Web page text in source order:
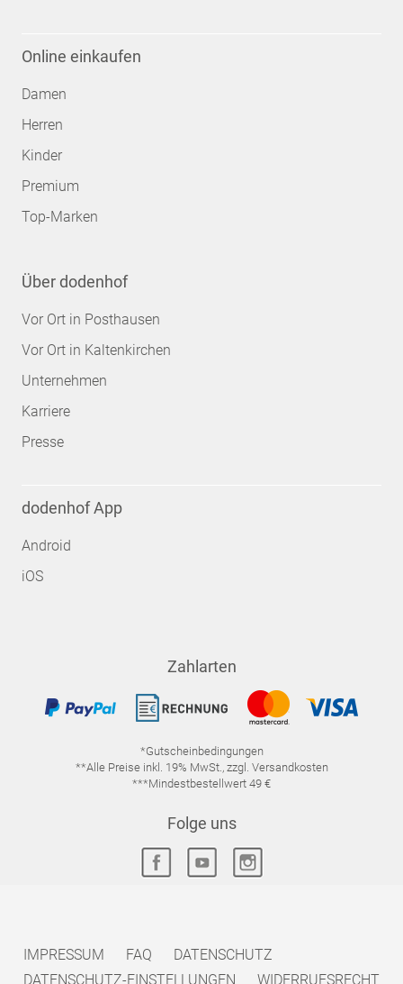
Online einkaufen
Damen
Herren
Kinder
Premium
Top-Marken
Über dodenhof
Vor Ort in Posthausen
Vor Ort in Kaltenkirchen
Unternehmen
Karriere
Presse
dodenhof App
Android
iOS
Zahlarten
*Gutscheinbedingungen
**Alle Preise inkl. 19% MwSt., zzgl. Versandkosten
***Mindestbestellwert 49 €
Folge uns
IMPRESSUM FAQ
DATENSCHUTZ
DATENSCHUTZ-EINSTELLUNGEN
WIDERRUFSRECHT